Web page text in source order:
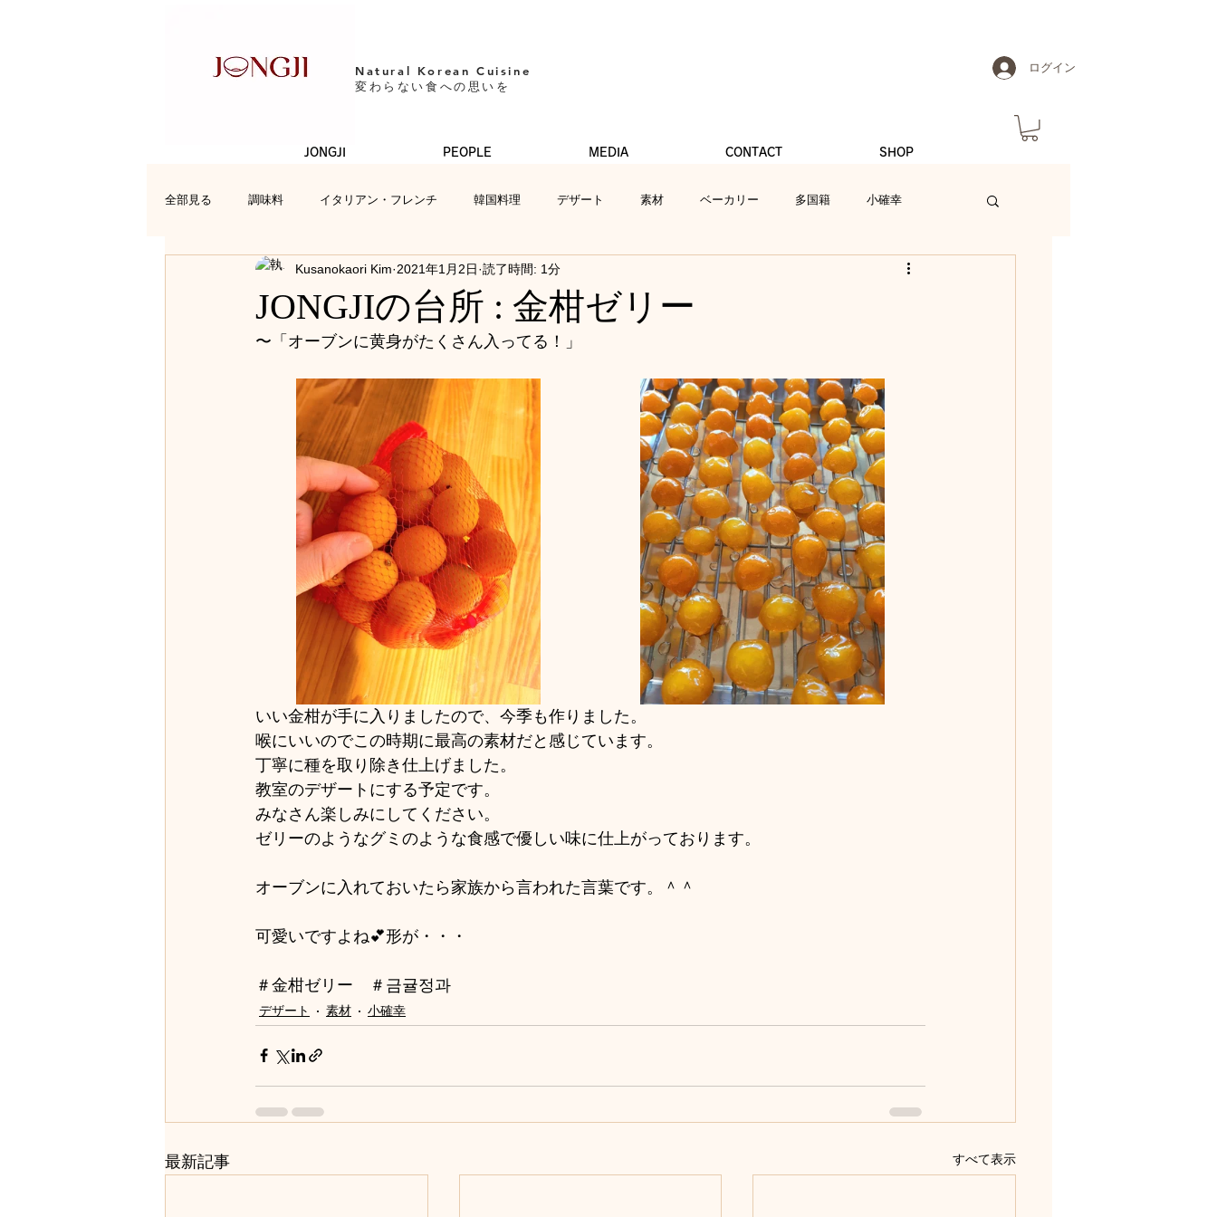
Natural Korean Cuisine​
変わらない食への思いを
JONGJI PEOPLE MEDIA CONTACT SHOP
ログイン
全部見る 調味料 イタリアン・フレンチ 韓国料理 デザート 素材 ベーカリー 多国籍 小確幸
レシピ お便り
JONGJIの台所 : 金柑ゼリー
Kusanokaori Kim 2021年1月2日 読了時間: 1分
〜「オーブンに黄身がたくさん入ってる！」
いい金柑が手に入りましたので、今季も作りました。
喉にいいのでこの時期に最高の素材だと感じています。
丁寧に種を取り除き仕上げました。
教室のデザートにする予定です。
みなさん楽しみにしてください。
ゼリーのようなグミのような食感で優しい味に仕上がっております。
オーブンに入れておいたら家族から言われた言葉です。＾＾
可愛いですよね💕形が・・・
＃金柑ゼリー　＃금귤정과
デザート 素材 小確幸
最新記事 すべて表示